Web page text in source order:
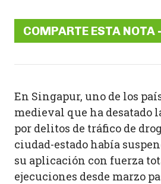
COMPARTE ESTA NOTA
En Singapur, uno de los
medieval que ha desatado
por delitos de tráfico de
ciudad-estado había
su aplicación con fuerza
ejecuciones desde marzo